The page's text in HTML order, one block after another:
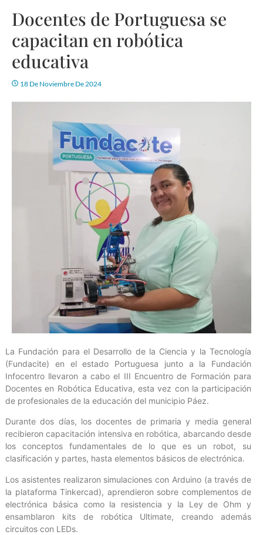
Docentes de Portuguesa se
capacitan en robótica
educativa
18 De Noviembre De 2024
La Fundación para el Desarrollo de la Ciencia y la Tecnología
(Fundacite) en el estado Portuguesa junto a la Fundación
Infocentro llevaron a cabo el III Encuentro de Formación para
Docentes en Robótica Educativa, esta vez con la participación
de profesionales de la educación del municipio Páez.
Durante dos días, los docentes de primaria y media general
recibieron capacitación intensiva en robótica, abarcando desde
los conceptos fundamentales de lo que es un robot, su
clasificación y partes, hasta elementos básicos de electrónica.
Los asistentes realizaron simulaciones con Arduino (a través de
la plataforma Tinkercad), aprendieron sobre complementos de
electrónica básica como la resistencia y la Ley de Ohm y
ensamblaron kits de robótica Ultimate, creando además
circuitos con LEDs.